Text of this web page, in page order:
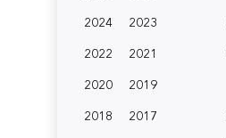
2024
2023
2022
2021
2020
2019
2018
2017